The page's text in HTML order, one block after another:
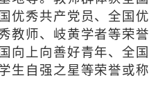
优秀共产党员、全国优
教师、岐黄学者等荣誉
向上向善好青年、全国
生自强之星等荣誉或称